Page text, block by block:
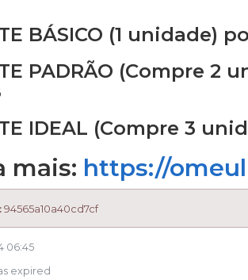
BÁSICO (1 unidade)
PADRÃO (Compre 2
IDEAL (Compre 3
mais: https://
94565a10a40cd7cf
06:45
expired